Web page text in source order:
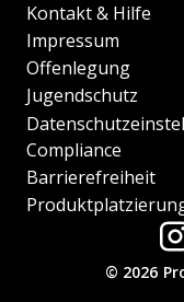
Kontakt & Hilfe
Impressum
Offenlegung
Jugendschutz
Compliance
Barrierefreiheit
© 2026